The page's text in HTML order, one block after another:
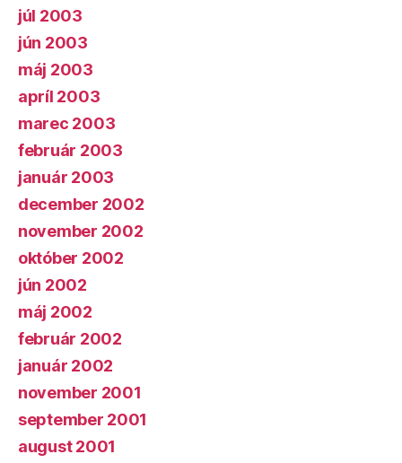
júl 2003
jún 2003
máj 2003
apríl 2003
marec 2003
február 2003
január 2003
december 2002
november 2002
október 2002
jún 2002
máj 2002
február 2002
január 2002
november 2001
september 2001
august 2001